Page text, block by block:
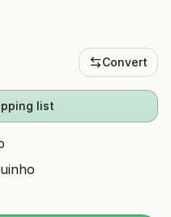
Convert
list